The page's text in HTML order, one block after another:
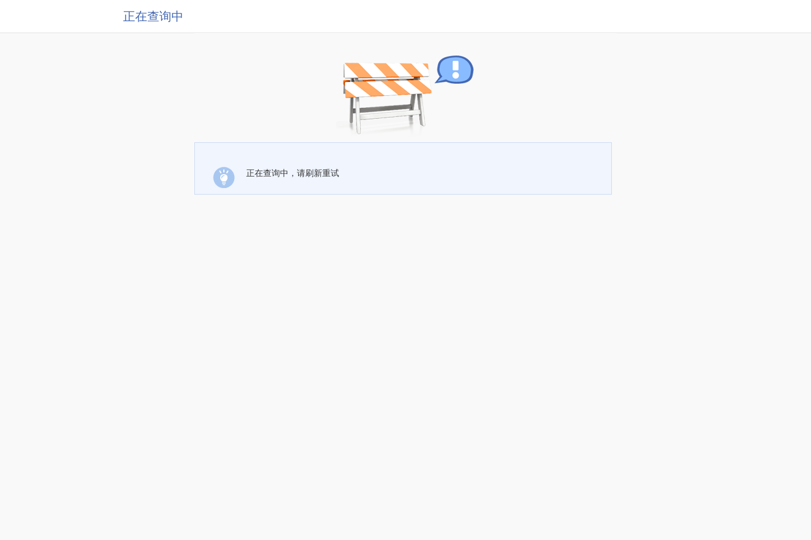
正在查询中
正在查询中，请刷新重试